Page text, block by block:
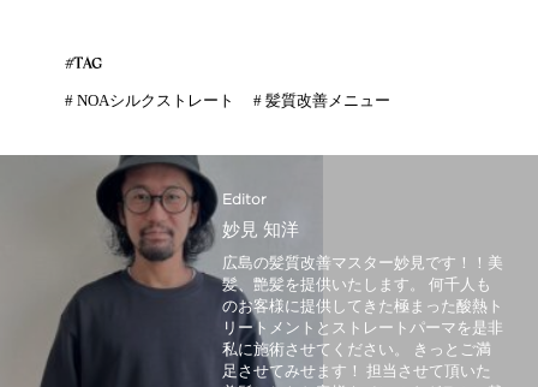
#TAG
# NOAシルクストレート #髪質改善メニュー
Editor
妙見 知洋
広島の髪質改善マスター妙見です！！美
髪、艶髪を提供いたします。 何千人も
のお客様に提供してきた極まった酸熱ト
リートメントとストレートパーマを是非
私に施術させてください。 きっとご満
足させてみせます！ 担当させて頂いた